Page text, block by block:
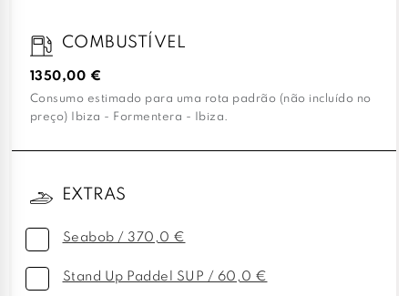
COMBUSTÍVEL
1350,00 €
Consumo estimado para uma rota padrão (não incluído no
preço) Ibiza - Formentera - Ibiza.
EXTRAS
Seabob / 370,0 €
Stand Up Paddel SUP / 60,0 €